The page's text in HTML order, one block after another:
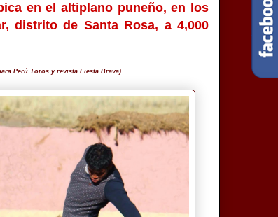
en el altiplano puneño, en los
distrito de Santa Rosa, a 4,000
Perú Toros y revista Fiesta Brava)